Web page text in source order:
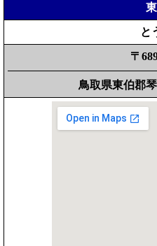
と
〒
鳥取県東伯郡